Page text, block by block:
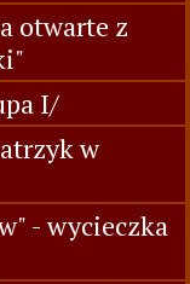
otwarte z
I/
w
- wycieczka